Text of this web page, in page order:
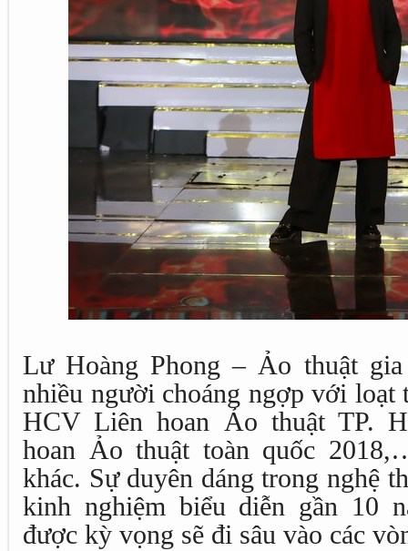
Lư Hoàng Phong – Ảo thuật
nhiều người choáng ngợp với loạt
HCV Liên hoan Ảo thuật TP.
hoan Ảo thuật toàn quốc
khác. Sự duyên dáng trong nghệ
kinh nghiệm biểu diễn gần 10
được kỳ vọng sẽ đi sâu vào các